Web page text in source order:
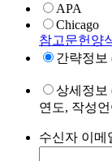
APA
Chicago
참고문헌양
간략정보
상세정보
연도, 작성
수신자 이메